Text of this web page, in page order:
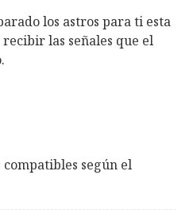
los astros para ti esta
las señales que el
compatibles según el